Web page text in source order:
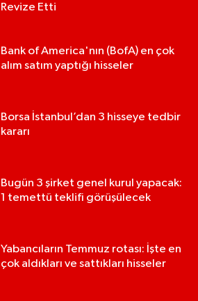
Revize Etti
Bank of America'nın (BofA) en çok
alım satım yaptığı hisseler
Borsa İstanbul’dan 3 hisseye tedbir
kararı
Bugün 3 şirket genel kurul yapacak:
1 temettü teklifi görüşülecek
Yabancıların Temmuz rotası: İşte en
çok aldıkları ve sattıkları hisseler